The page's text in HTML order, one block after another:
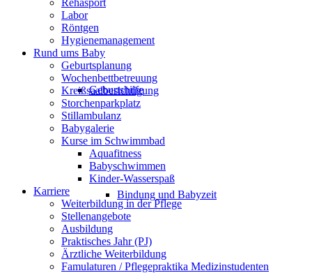
Geburtshilfe
Bindung und Babyzeit
Labor
Röntgen
Hygienemanagement
Rund ums Baby
Geburtsplanung
Wochenbettbetreuung
Kreißsaalbesichtigung
Storchenparkplatz
Stillambulanz
Babygalerie
Kurse im Schwimmbad
Aquafitness
Babyschwimmen
Kinder-Wasserspaß
Karriere
Weiterbildung in der Pflege
Stellenangebote
Ausbildung
Praktisches Jahr (PJ)
Ärztliche Weiterbildung
Famulaturen / Pflegepraktika Medizinstudenten